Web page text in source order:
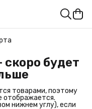
будет
товарами, поэтому
отображается.
нижнем углу), если